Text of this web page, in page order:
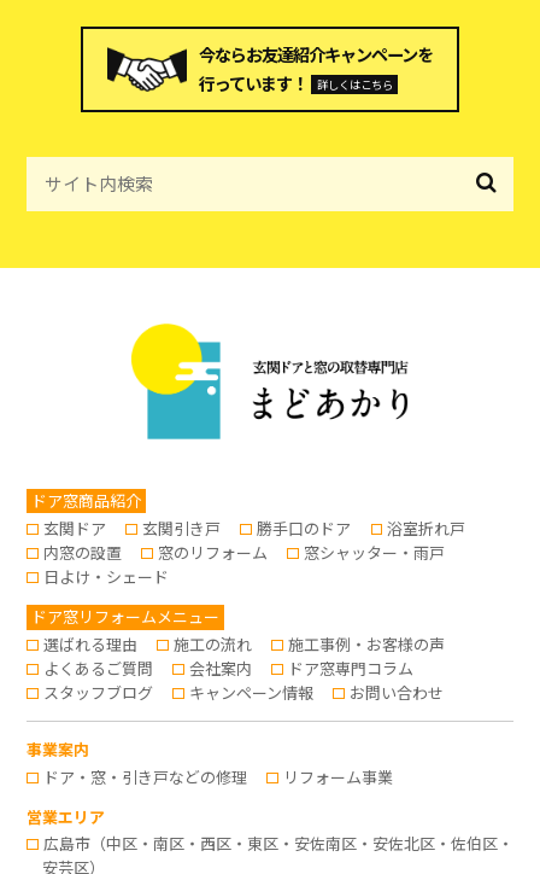
今ならお友達紹介キャンペーンを
行っています！
詳しくはこちら
ドア窓商品紹介
玄関ドア
玄関引き戸 勝手口のドア
浴室折れ戸
内窓の設置
窓のリフォーム
窓シャッター・雨戸
日よけ・シェード
ドア窓リフォームメニュー
選ばれる理由
施工の流れ
施工事例・お客様の声
よくあるご質問
会社案内
ドア窓専門コラム
スタッフブログ
キャンペーン情報 お問い合わせ
事業案内
ドア・窓・引き戸などの修理
リフォーム事業
営業エリア
広島市（中区・南区・西区・東区・安佐南区・安佐北区・佐伯区・
安芸区）